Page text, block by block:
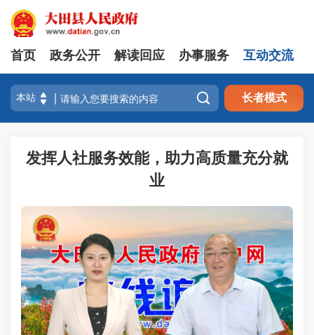
首页 政务公开 解读回应 办事服务 互动交流
 长者模式
发挥人社服务效能，助力高质量充分就
业